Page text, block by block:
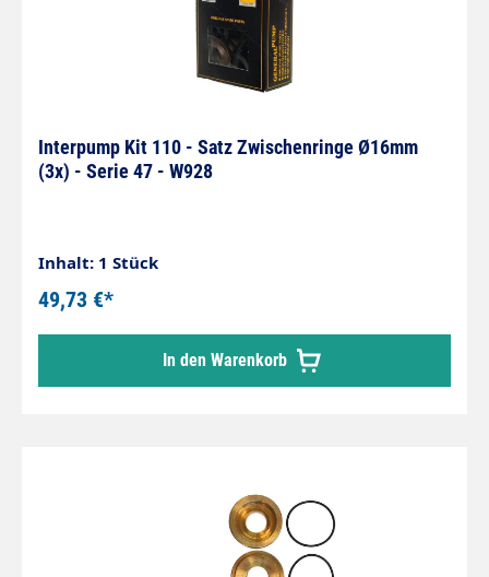
Interpump Kit 110 - Satz Zwischenringe Ø16mm
(3x) - Serie 47 - W928
Inhalt: 1 Stück
49,73 €*
In den Warenkorb